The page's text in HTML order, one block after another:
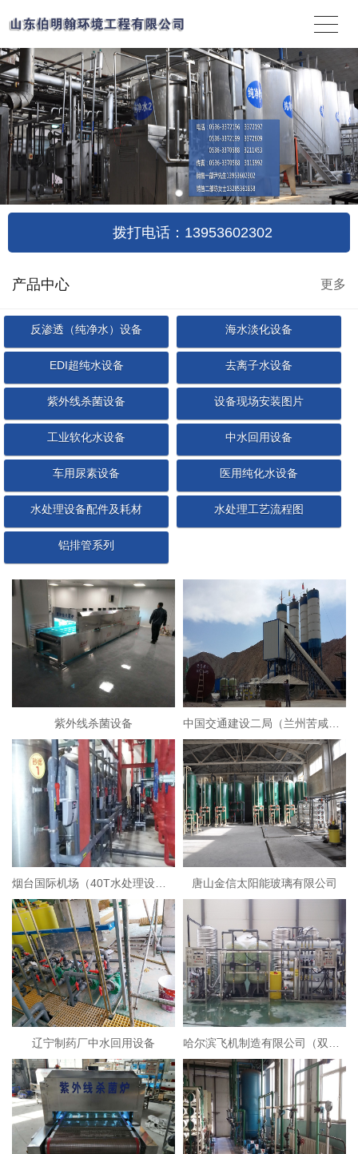
拨打电话：13953602302
产品中心 更多
反渗透（纯净水）设备 海水淡化设备
EDI超纯水设备 去离子水设备
紫外线杀菌设备 设备现场安装图片
工业软化水设备 中水回用设备
车用尿素设备 医用纯化水设备
水处理设备配件及耗材 水处理工艺流程图
铝排管系列
紫外线杀菌设备
唐山金信太阳能玻璃有限公司
辽宁制药厂中水回用设备